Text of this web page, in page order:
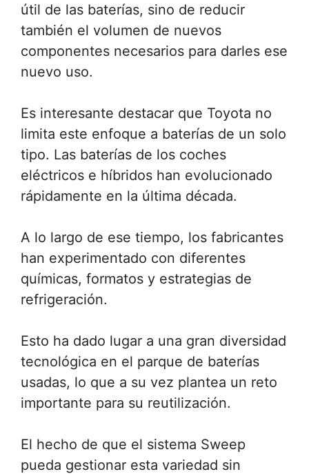
útil de las baterías, sino de reducir
también el volumen de nuevos
componentes necesarios para darles ese
nuevo uso.
Es interesante destacar que Toyota no
limita este enfoque a baterías de un solo
tipo. Las baterías de los coches
eléctricos e híbridos han evolucionado
rápidamente en la última década.
A lo largo de ese tiempo, los fabricantes
han experimentado con diferentes
químicas, formatos y estrategias de
refrigeración.
Esto ha dado lugar a una gran diversidad
tecnológica en el parque de baterías
usadas, lo que a su vez plantea un reto
importante para su reutilización.
El hecho de que el sistema Sweep
pueda gestionar esta variedad sin